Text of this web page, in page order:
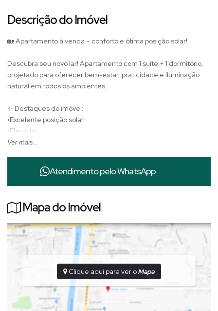
Descrição do Imóvel
🏡 Apartamento à venda – conforto e ótima posição solar!
Descubra seu novo lar! Apartamento com 1 suíte + 1 dormitório,
projetado para oferecer bem-estar, praticidade e iluminação
natural em todos os ambientes.
✨ Destaques do imóvel:
•Excelente posição solar
•Elevador
•Salão de festas
•Acabamentos de qualidade
💰 Valor: R$ 390.000,00
Ideal para ser seu primeiro imóvel e investimento para locação.
Entre em contato e agende sua visita.
Ver mais...
Atendimento peloWhatsApp
Mapa do Imóvel
Clique aqui para ver oMapa